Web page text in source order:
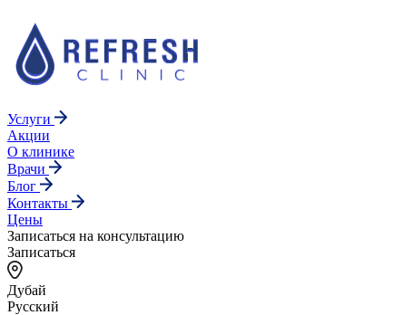
Услуги
Акции
О клинике
Врачи
Блог
Контакты
Цены
Записаться на консультацию
Записаться
Дубай
Русский